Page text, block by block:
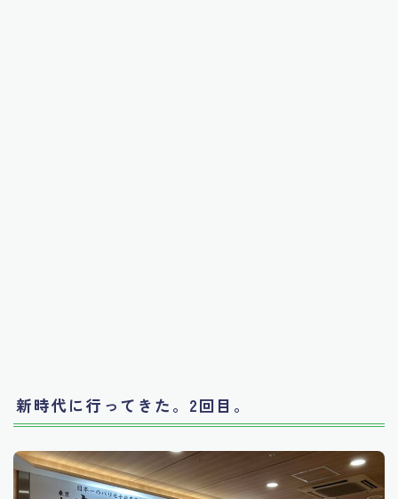
新時代に行ってきた。2回目。